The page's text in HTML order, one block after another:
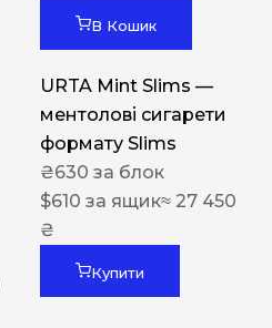
В Кошик
URTA Mint Slims —
ментолові сигарети
формату Slims
₴630 за блок
$610 за ящик≈ 27 450
₴
Купити